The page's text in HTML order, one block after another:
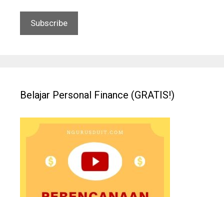
Belajar Personal Finance (GRATIS!)